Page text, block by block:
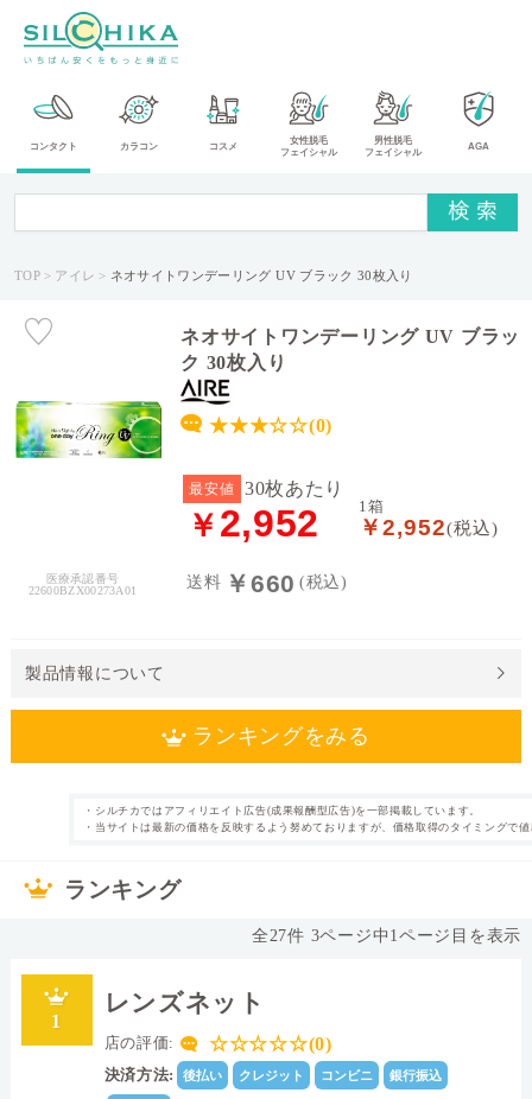
コンタクト カラコン コスメ
女性脱毛
フェイシャル
男性脱毛
フェイシャル
AGA
TOP アイレ ネオサイトワンデーリング UV ブラック 30枚入り
医療承認番号
22600BZX00273A01
ネオサイトワンデーリング UV ブラッ
ク 30枚入り
★★★☆☆(0)
製品情報について
送料 ￥660 (税込)
最安値 30枚あたり
￥ 2,952 1箱
￥2,952(税込)
ランキングをみる
1日使い捨て ,カ
タイプ 近視
枚数 30枚
14.0mm
素材グループ I
中心厚(-3.00D) 0.08 ベースカーブ(BC)
Dk値(酸素透過係
11.0
・シルチカではアフィリエイト広告(成果報酬型広告)を一部掲載しています。
・当サイトは最新の価格を反映するよう努めておりますが、価格取得のタイミングで
ランキング
全27件 3ページ中1ページ目を表示
1
レンズネット
店の評価: ☆☆☆☆☆(0)
決済方法: 後払い クレジット コンビニ 銀行振込
カ
テ
ゴ
メ
カ
タ
イ
せ